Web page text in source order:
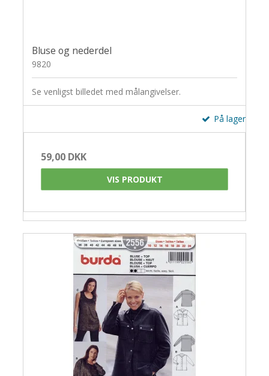
Bluse og nederdel
9820
Se venligst billedet med målangivelser.
På lager
59,00 DKK
VIS PRODUKT